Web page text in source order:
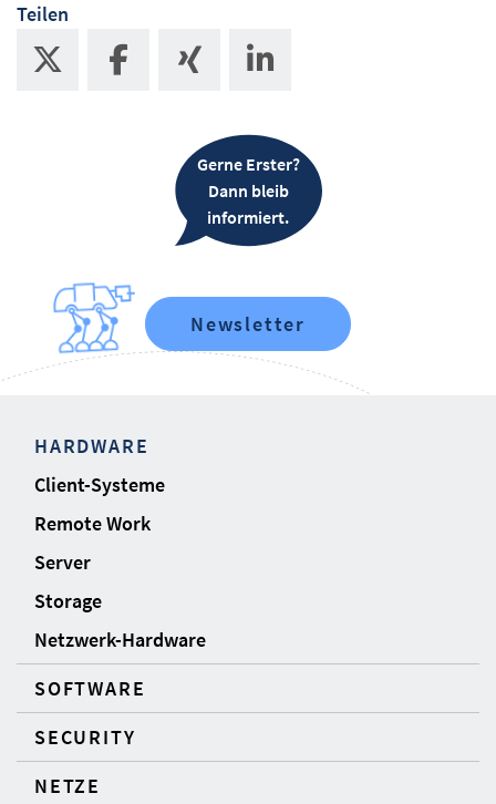
Teilen
Gerne Erster?
Dann bleib
informiert.
Newsletter
HARDWARE
Client-Systeme
Remote Work
Server
Storage
Netzwerk-Hardware
SOFTWARE
SECURITY
NETZE